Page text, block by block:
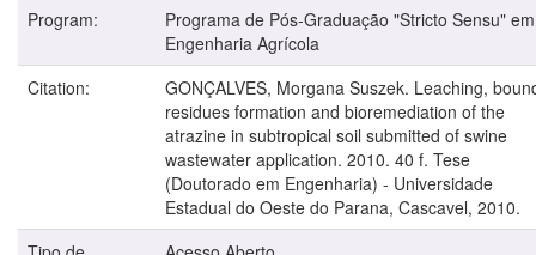
Program:
Programa de Pós-Graduação "Stricto Sensu" em
Engenharia Agrícola
Citation:
GONÇALVES, Morgana Suszek. Leaching,
residues formation and bioremediation of the
atrazine in subtropical soil submitted of swine
wastewater application. 2010. 40 f. Tese
(Doutorado em Engenharia) - Universidade
Estadual do Oeste do Parana, Cascavel, 2010.